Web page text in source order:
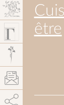
être